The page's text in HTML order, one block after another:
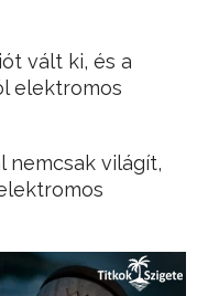
vált ki, és a
elektromos
nemcsak világít,